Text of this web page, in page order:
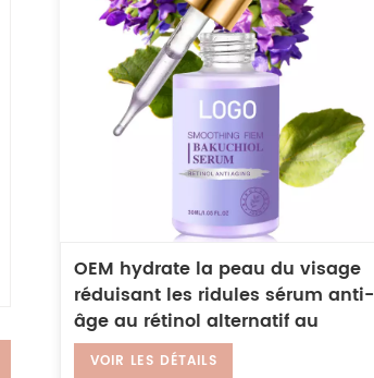
OEM hydrate la peau du visage
réduisant les ridules sérum anti-
âge au rétinol alternatif au
bakuchiol
VOIR LES DÉTAILS